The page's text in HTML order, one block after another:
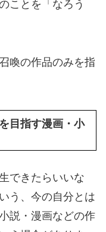
ことを「なろう
喚の作品のみを指
目指す漫画・小
できたらいいな
う、今の自分とは
説・漫画などの作